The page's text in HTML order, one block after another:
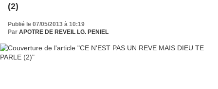
(2)
Publié le 07/05/2013 à 10:19
Par APOTRE DE REVEIL LG. PENIEL